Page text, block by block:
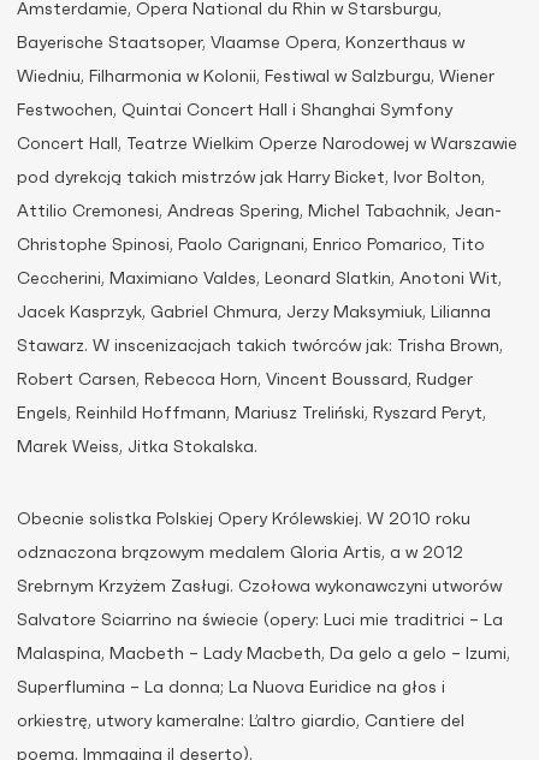
Amsterdamie, Opera National du Rhin w Starsburgu,
Bayerische Staatsoper, Vlaamse Opera, Konzerthaus w
Wiedniu, Filharmonia w Kolonii, Festiwal w Salzburgu, Wiener
Festwochen, Quintai Concert Hall i Shanghai Symfony
Concert Hall, Teatrze Wielkim Operze Narodowej w Warszawie
pod dyrekcją takich mistrzów jak Harry Bicket, Ivor Bolton,
Attilio Cremonesi, Andreas Spering, Michel Tabachnik, Jean-
Christophe Spinosi, Paolo Carignani, Enrico Pomarico, Tito
Ceccherini, Maximiano Valdes, Leonard Slatkin, Anotoni Wit,
Jacek Kasprzyk, Gabriel Chmura, Jerzy Maksymiuk, Lilianna
Stawarz. W inscenizacjach takich twórców jak: Trisha Brown,
Robert Carsen, Rebecca Horn, Vincent Boussard, Rudger
Engels, Reinhild Hoffmann, Mariusz Treliński, Ryszard Peryt,
Marek Weiss, Jitka Stokalska.
Obecnie solistka Polskiej Opery Królewskiej. W 2010 roku
odznaczona brązowym medalem Gloria Artis, a w 2012
Srebrnym Krzyżem Zasługi. Czołowa wykonawczyni utworów
Salvatore Sciarrino na świecie (opery: Luci mie traditrici – La
Malaspina, Macbeth – Lady Macbeth, Da gelo a gelo – Izumi,
Superflumina – La donna; La Nuova Euridice na głos i
orkiestrę, utwory kameralne: L’altro giardio, Cantiere del
poema, Immagina il deserto).